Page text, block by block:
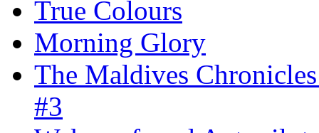
True Colours
Morning Glory
The Maldives
#3